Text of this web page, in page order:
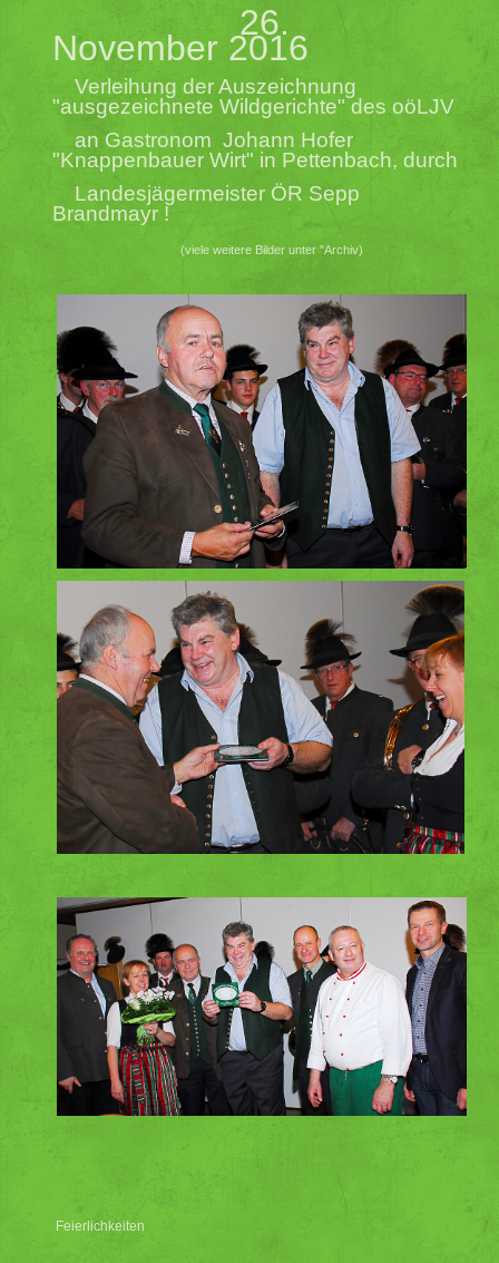
26.
November 2016
Verleihung der Auszeichnung
"ausgezeichnete Wildgerichte" des oöLJV
an Gastronom Johann Hofer
"Knappenbauer Wirt" in Pettenbach, durch
Landesjägermeister ÖR Sepp
Brandmayr !
(viele weitere Bilder unter "Archiv)
Feierlichkeiten